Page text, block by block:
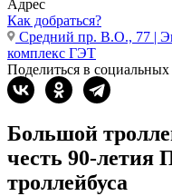
Адрес
Как добраться?
Средний пр. В.О., 77 |
комплекс ГЭТ
Поделиться в социальных
Большой
честь 90-летия
троллейбуса